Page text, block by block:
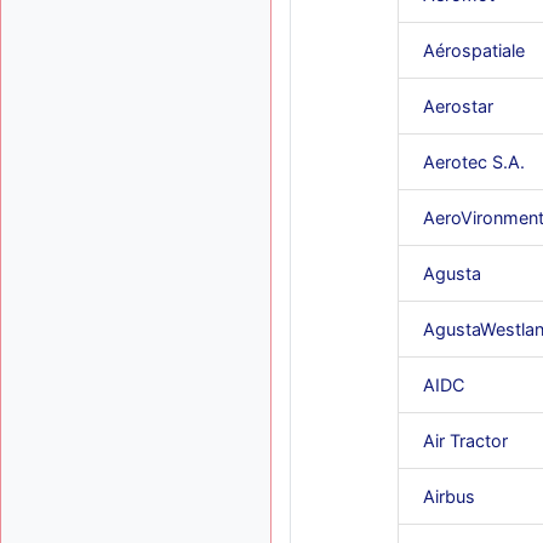
Aérospatiale
Aerostar
Aerotec S.A.
AeroVironment
Agusta
AIDC
Air Tractor
Airbus